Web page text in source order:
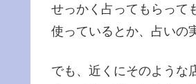
せっかく占ってもらって
使っているとか、占いの
でも、近くにそのような